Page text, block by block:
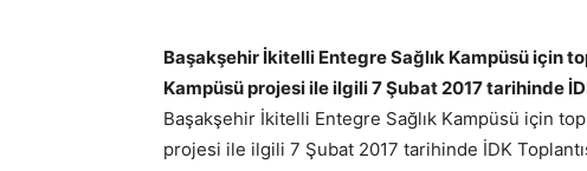
Başakşehir İkitelli Entegre Sağlık Kampüsü için
Kampüsü projesi ile ilgili 7 Şubat 2017 tarihinde
Başakşehir İkitelli Entegre Sağlık Kampüsü için
projesi ile ilgili 7 Şubat 2017 tarihinde İDK